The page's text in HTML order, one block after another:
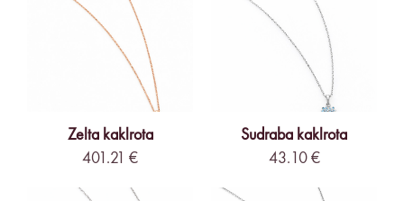
Zelta kaklrota
401.21 €
Sudraba kaklrota
43.10 €